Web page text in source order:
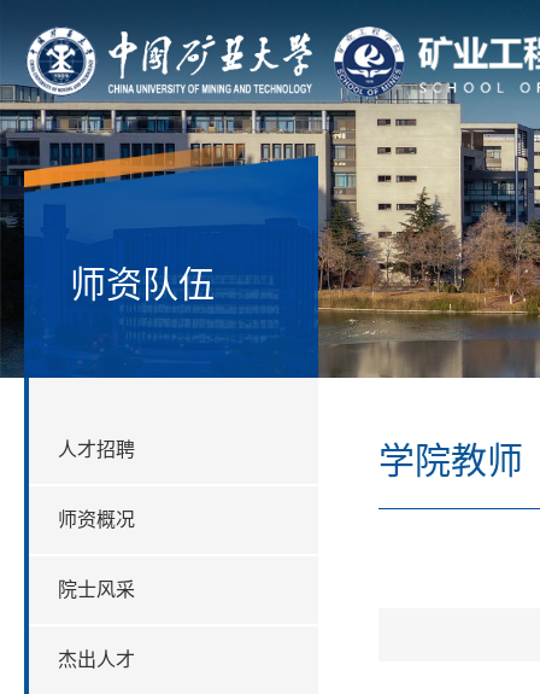
师资队伍
人才招聘
师资概况
院士风采
杰出人才
学院教师